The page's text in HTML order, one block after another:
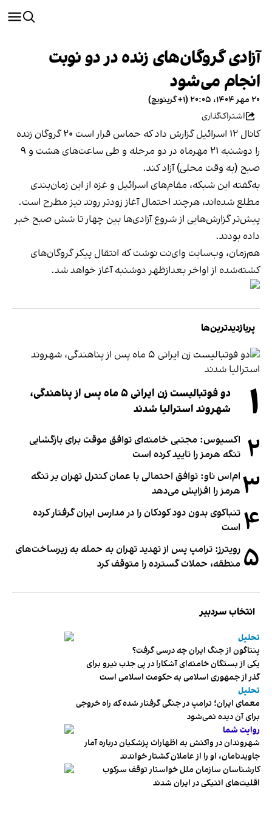
آزادی گروگان‌های زنده در دو نوبت
انجام می‌شود
۲۰ مهر ۱۴۰۴، ۲۰:۰۵ (‎+۱ گرینویچ)
اشتراک‌گذاری
کانال ۱۲ اسرائیل گزارش داد که حماس قرار است ۲۰ گروگان زنده
را دوشنبه ۲۱ مهرماه در دو مرحله و طی ساعت‌های هشت و ۹
صبح (به وقت محلی) آزاد کند.
به‌گفته این شبکه، مقام‌های اسرائیل و غزه از این زمان‌بندی
مطلع شده‌اند، هرچند احتمال آغاز زودتر روند نیز مطرح است.
پیش‌تر گزارش‌هایی از شروع آزادی‌ها بین چهار تا شش صبح خبر
داده بودند.
هم‌زمان، وب‌سایت وای‌نت نوشت که انتقال پیکر گروگان‌های
کشته‌شده از اواخر بعدازظهر دوشنبه آغاز خواهد شد.
پربازدیدترین‌ها
۱
دو فوتبالیست زن ایرانی ۵ ماه پس از پناهندگی،
شهروند استرالیا شدند
۲ اکسیوس: مجتبی خامنه‌ای توافق موقت برای بازگشایی
تنگه هرمز را تایید کرده است
۳ ام‌اس ناو: توافق احتمالی با عمان کنترل تهران بر تنگه
هرمز را افزایش می‌دهد
۴ تنباکوی بدون دود کودکان را در مدارس ایران گرفتار کرده
است
۵ رویترز: ترامپ پس از تهدید تهران به حمله به زیرساخت‌های
منطقه، حملات گسترده را متوقف کرد
انتخاب سردبیر
تحلیل
پنتاگون از جنگ ایران چه درسی گرفت؟
یکی از بستگان خامنه‌ای آشکارا در پی جذب نیرو برای
گذر از جمهوری اسلامی به حکومت اسلامی است
تحلیل
معمای ایران؛ ترامپ در جنگی گرفتار شده که راه خروجی
برای آن دیده نمی‌شود
روایت شما
شهروندان در واکنش به اظهارات پزشکیان درباره آمار
جاویدنامان، او را از عاملان کشتار خواندند
کارشناسان سازمان ملل خواستار توقف سرکوب
اقلیت‌های اتنیکی در ایران شدند